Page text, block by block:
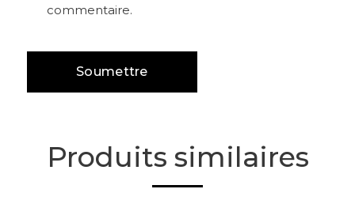
commentaire.
Produits similaires